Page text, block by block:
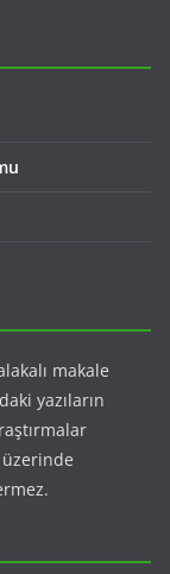
makale
yazıların
üzerinde